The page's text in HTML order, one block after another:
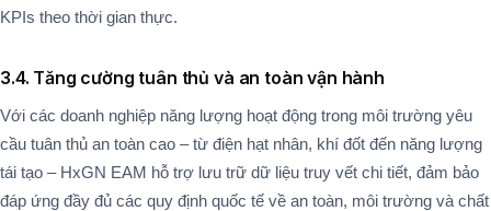
KPIs theo thời gian thực​.
3.4. Tăng cường tuân thủ và an toàn vận hành
Với các doanh nghiệp năng lượng hoạt động trong môi trường yêu
cầu tuân thủ an toàn cao – từ điện hạt nhân, khí đốt đến năng lượng
tái tạo – HxGN EAM hỗ trợ lưu trữ dữ liệu truy vết chi tiết, đảm bảo
đáp ứng đầy đủ các quy định quốc tế về an toàn, môi trường và chất